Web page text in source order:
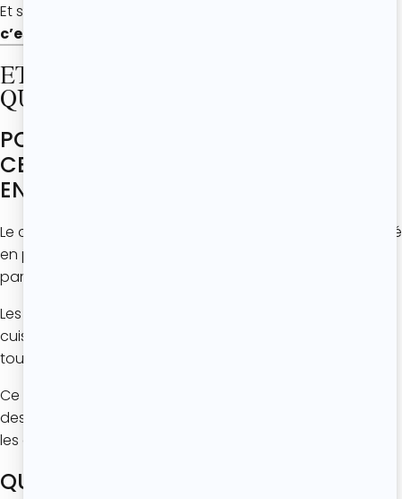
Et si tu veux tester ma recette de brownie aux amandes
c’est juste ici
ET POUR LES PLUS CURIEUX,
QUELQUES INFOS EN PLUS !
POURQUOI LE CHOCOLAT ET LA
CERISE FONCTIONNENT-ILS SI BIEN
ENSEMBLE ?
Le chocolat noir et la cerise forment un duo très apprécié
en pâtisserie car l’intensité du cacao équilibre
parfaitement l’acidité et la fraîcheur du fruit.
Les cerises deviennent encore plus fondantes à la
cuisson et apportent du moelleux naturel au brownie
tout en évitant qu’il soit trop dense.
Ce mélange est très populaire dans de nombreux
desserts gourmands comme les gâteaux au chocolat,
les clafoutis, les entremets ou les forêts-noires.
QUELLE EST LA SAISON DES CERISES ?